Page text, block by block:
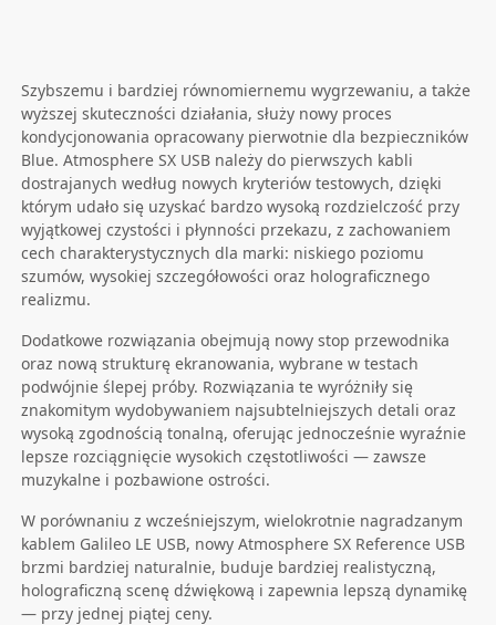
Szybszemu i bardziej równomiernemu wygrzewaniu, a także
wyższej skuteczności działania, służy nowy proces
kondycjonowania opracowany pierwotnie dla bezpieczników
Blue. Atmosphere SX USB należy do pierwszych kabli
dostrajanych według nowych kryteriów testowych, dzięki
którym udało się uzyskać bardzo wysoką rozdzielczość przy
wyjątkowej czystości i płynności przekazu, z zachowaniem
cech charakterystycznych dla marki: niskiego poziomu
szumów, wysokiej szczegółowości oraz holograficznego
realizmu.
Dodatkowe rozwiązania obejmują nowy stop przewodnika
oraz nową strukturę ekranowania, wybrane w testach
podwójnie ślepej próby. Rozwiązania te wyróżniły się
znakomitym wydobywaniem najsubtelniejszych detali oraz
wysoką zgodnością tonalną, oferując jednocześnie wyraźnie
lepsze rozciągnięcie wysokich częstotliwości — zawsze
muzykalne i pozbawione ostrości.
W porównaniu z wcześniejszym, wielokrotnie nagradzanym
kablem Galileo LE USB, nowy Atmosphere SX Reference USB
brzmi bardziej naturalnie, buduje bardziej realistyczną,
holograficzną scenę dźwiękową i zapewnia lepszą dynamikę
— przy jednej piątej ceny.